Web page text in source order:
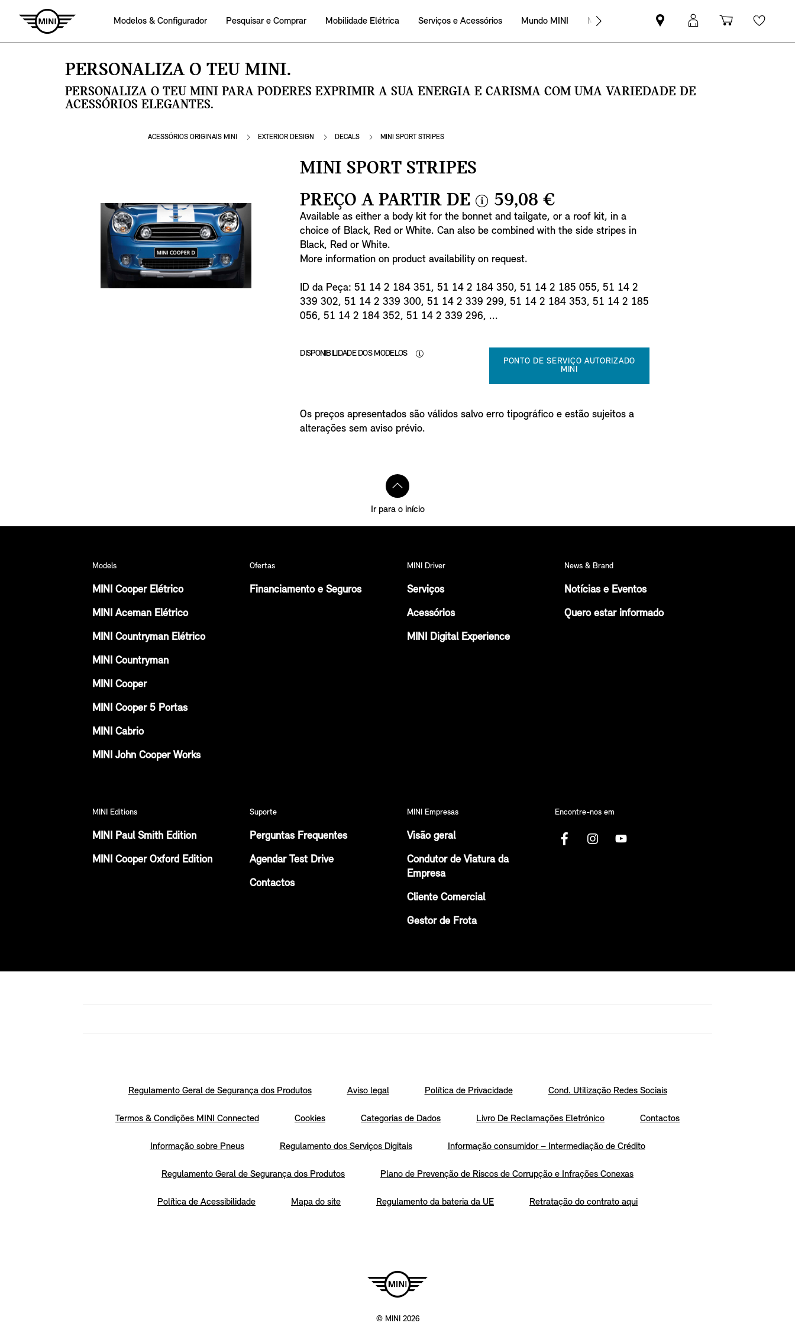
Modelos & Configurador Pesquisar e Comprar Mobilidade Elétrica Serviços e Acessórios Mundo MINI MINI Empresas
Pesquisar
parceiro
Iniciar
sessão
Carrinho
de
PERSONALIZA O TEU MINI.
PERSONALIZA O TEU MINI PARA PODERES EXPRIMIR A SUA ENERGIA E CARISMA COM UMA VARIEDADE DE
ACESSÓRIOS ELEGANTES.
ACESSÓRIOS ORIGINAIS MINI EXTERIOR DESIGN DECALS MINI SPORT STRIPES
MINI SPORT STRIPES
PREÇO A PARTIR DE
i
n
o
59,08 €
Available as either a body kit for the bonnet and tailgate, or a roof kit, in a
choice of Black, Red or White. Can also be combined with the side stripes in
Black, Red or White.
More information on product availability on request.
ID da Peça: 51 14 2 184 351, 51 14 2 184 350, 51 14 2 185 055, 51 14 2
339 302, 51 14 2 339 300, 51 14 2 339 299, 51 14 2 184 353, 51 14 2 185
056, 51 14 2 184 352, 51 14 2 339 296, ...
DISPONIBILIDADE DOS MODELOS
PONTO DE SERVIÇO AUTORIZADO
MINI
Os preços apresentados são válidos salvo erro tipográfico e estão sujeitos a
alterações sem aviso prévio.
Ir para o início
Models
MINI Cooper Elétrico
MINI Aceman Elétrico
MINI Countryman Elétrico
MINI Countryman
MINI Cooper
MINI Cooper 5 Portas
MINI Cabrio
MINI John Cooper Works
Ofertas
Financiamento e Seguros
MINI Driver
Serviços
Acessórios
MINI Digital Experience
News & Brand
Notícias e Eventos
Quero estar informado
MINI Editions
MINI Paul Smith Edition
MINI Cooper Oxford Edition
Suporte
Perguntas Frequentes
Agendar Test Drive
Contactos
MINI Empresas
Visão geral
Condutor de Viatura da
Empresa
Cliente Comercial
Gestor de Frota
Encontre-nos em
Regulamento Geral de Segurança dos Produtos Aviso legal Política de Privacidade Cond. Utilização Redes Sociais
Termos & Condições MINI Connected Cookies Categorias de Dados Livro De Reclamações Eletrónico Contactos
Informação sobre Pneus Regulamento dos Serviços Digitais Informação consumidor – Intermediação de Crédito
Regulamento Geral de Segurança dos Produtos Plano de Prevenção de Riscos de Corrupção e Infrações Conexas
Política de Acessibilidade Mapa do site Regulamento da bateria da UE Retratação do contrato aqui
© MINI 2026